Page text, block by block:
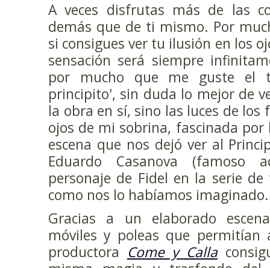
A veces disfrutas más de las
demás que de ti mismo. Por
si consigues ver tu ilusión en los
sensación será siempre
por mucho que me guste el
principito', sin duda lo mejor de
la obra en sí, sino las luces de los
ojos de mi sobrina, fascinada
escena que nos dejó ver al
Eduardo Casanova (famoso
personaje de Fidel en la serie
como nos lo habíamos imaginado.
Gracias a un elaborado
móviles y poleas que permitían
productora Come y Calla